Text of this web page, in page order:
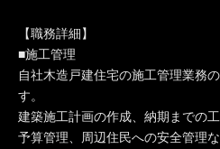
【職務詳細】
■施工管理
自社木造戸建住宅の施工管理業務
す。
建築施工計画の作成、納期までの
予算管理、周辺住民への安全管理な